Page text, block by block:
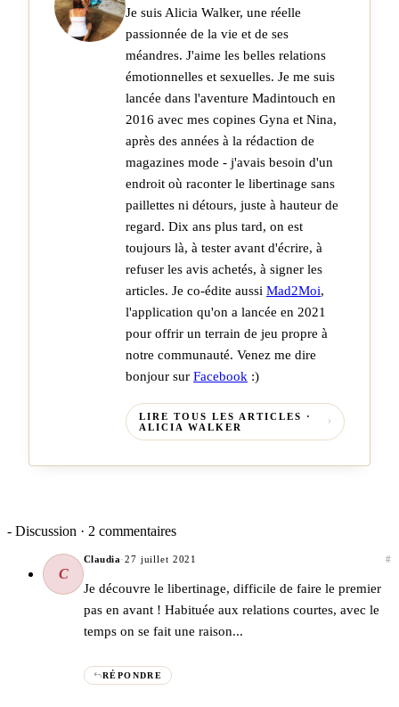
Je suis Alicia Walker, une réelle
passionnée de la vie et de ses
méandres. J'aime les belles relations
émotionnelles et sexuelles. Je me suis
lancée dans l'aventure Madintouch en
2016 avec mes copines Gyna et Nina,
après des années à la rédaction de
magazines mode - j'avais besoin d'un
endroit où raconter le libertinage sans
paillettes ni détours, juste à hauteur de
regard. Dix ans plus tard, on est
toujours là, à tester avant d'écrire, à
refuser les avis achetés, à signer les
articles. Je co-édite aussi Mad2Moi,
l'application qu'on a lancée en 2021
pour offrir un terrain de jeu propre à
notre communauté. Venez me dire
bonjour sur Facebook :)
LIRE TOUS LES ARTICLES ·
ALICIA WALKER
- Discussion · 2 commentaires
C
Claudia·27 juillet 2021 #
Je découvre le libertinage, difficile de faire le premier
pas en avant ! Habituée aux relations courtes, avec le
temps on se fait une raison...
RÉPONDRE